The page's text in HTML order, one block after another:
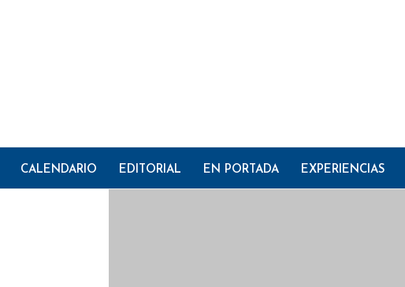
CALENDARIO EDITORIAL EN PORTADA EXPERIENCIAS